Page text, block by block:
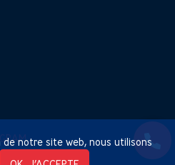
notre site web, nous utilisons